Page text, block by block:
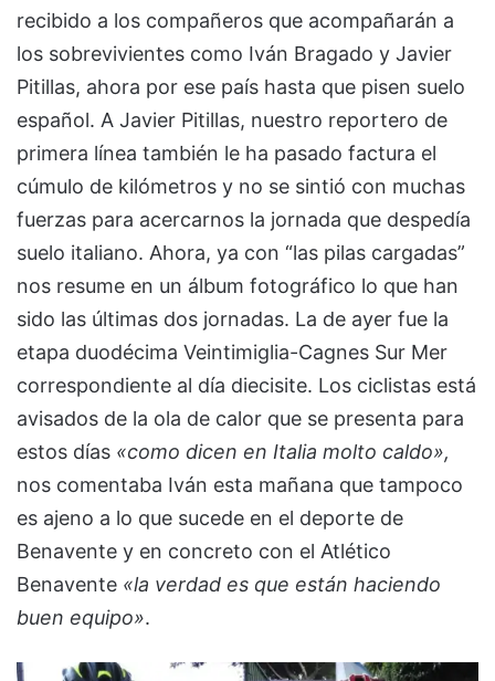
recibido a los compañeros que acompañarán a
los sobrevivientes como Iván Bragado y Javier
Pitillas, ahora por ese país hasta que pisen suelo
español. A Javier Pitillas, nuestro reportero de
primera línea también le ha pasado factura el
cúmulo de kilómetros y no se sintió con muchas
fuerzas para acercarnos la jornada que despedía
suelo italiano. Ahora, ya con “las pilas cargadas”
nos resume en un álbum fotográfico lo que han
sido las últimas dos jornadas. La de ayer fue la
etapa duodécima Veintimiglia-Cagnes Sur Mer
correspondiente al día diecisite. Los ciclistas está
avisados de la ola de calor que se presenta para
estos días «como dicen en Italia molto caldo»,
nos comentaba Iván esta mañana que tampoco
es ajeno a lo que sucede en el deporte de
Benavente y en concreto con el Atlético
Benavente «la verdad es que están haciendo
buen equipo».